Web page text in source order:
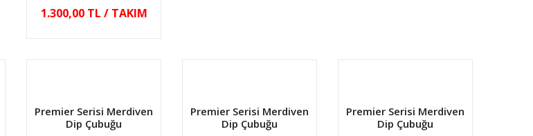
1.300,00 TL / TAKIM
Premier Serisi Merdiven
Dip Çubuğu
Premier Serisi Merdiven
Dip Çubuğu
Premier Serisi Merdiven
Dip Çubuğu